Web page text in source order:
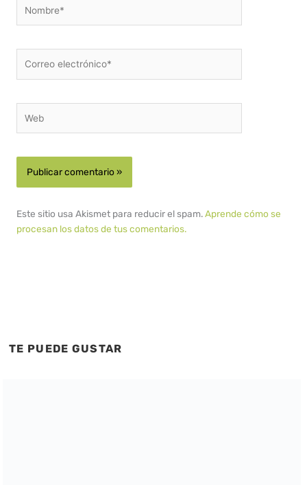
electrónico*
Este sitio usa Akismet para reducir el spam.Aprende cómo se
procesan los datos de tus comentarios.
TE PUEDE GUSTAR